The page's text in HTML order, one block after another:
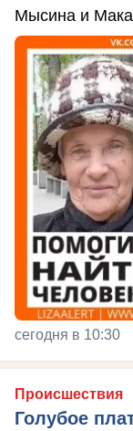
Мысина и
сегодня в 10:30
Происшествия
Голубое